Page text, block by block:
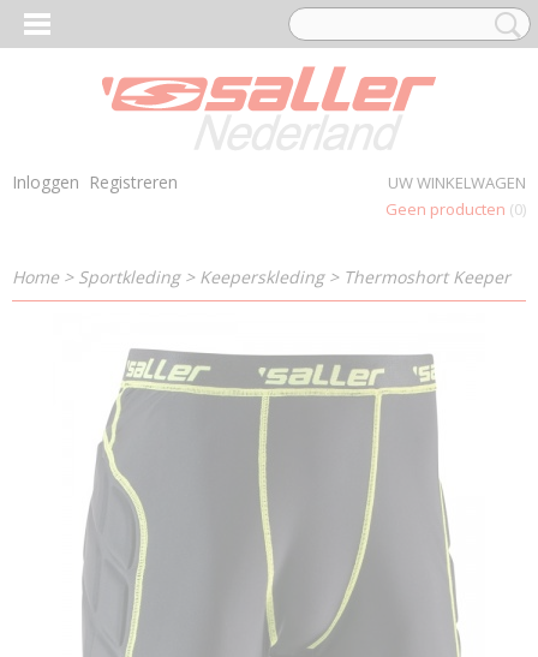
Inloggen Registreren
UW WINKELWAGEN
Geen producten (0)
Home> Sportkleding> Keeperskleding> Thermoshort Keeper